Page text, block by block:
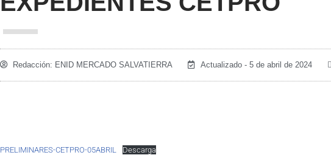
Redacción: ENID MERCADO SALVATIERRA Actualizado - 5 de abril de 2024
PRELIMINARES-CETPRO-05ABRIL Descarga